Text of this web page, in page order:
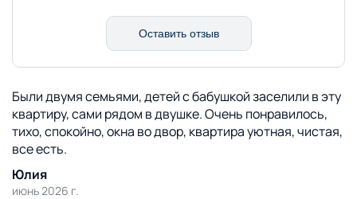
Оставить отзыв
Были двумя семьями, детей с бабушкой заселили в эту
квартиру, сами рядом в двушке. Очень понравилось,
тихо, спокойно, окна во двор, квартира уютная, чистая,
все есть.
Юлия
июнь 2026 г.